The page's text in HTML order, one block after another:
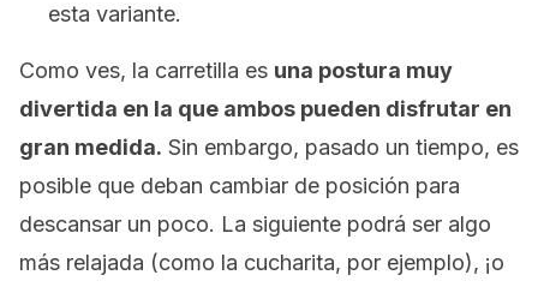
esta variante.
Como ves, la carretilla es una postura muy
divertida en la que ambos pueden disfrutar en
gran medida. Sin embargo, pasado un tiempo, es
posible que deban cambiar de posición para
descansar un poco. La siguiente podrá ser algo
más relajada (como la cucharita, por ejemplo), ¡o